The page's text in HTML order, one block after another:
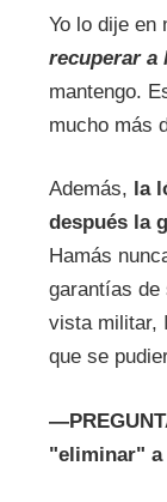
Yo lo dije en
recuperar a
mantengo.
mucho más
Además, la
después la
Hamás
garantías de
vista militar,
que se
—
"eliminar" a